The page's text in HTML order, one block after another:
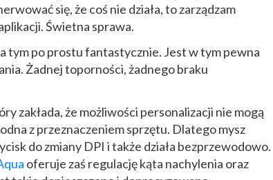
się, że coś nie działa, to zarządzam
Świetna sprawa.
tym po prostu fantastycznie. Jest w tym pewna
Żadnej toporności, żadnego braku
zakłada, że możliwości personalizacji nie mogą
z przeznaczeniem sprzętu. Dlatego mysz
do zmiany DPI i także działa bezprzewodowo.
oferuje zaś regulację kąta nachylenia oraz